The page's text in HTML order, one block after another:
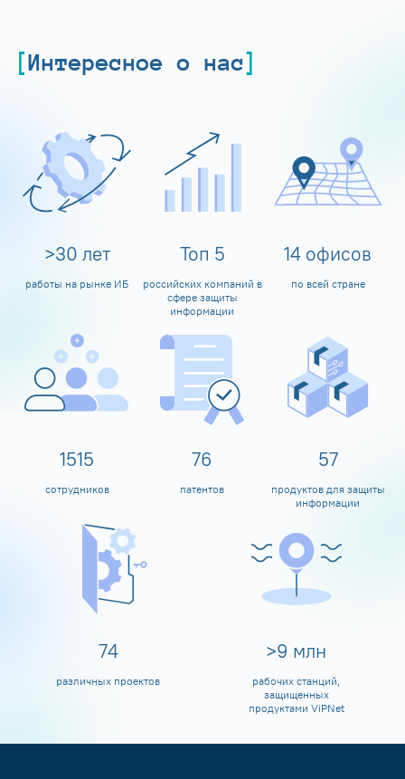
Интересное о нас
>30 лет
работы на рынке ИБ
Топ 5
российских компаний в
сфере защиты
информации
14 офисов
по всей стране
1600
сотрудников
80
патентов
60
продуктов для защиты
информации
80
различных проектов
>10 млн
рабочих станций,
защищенных
продуктами ViPNet